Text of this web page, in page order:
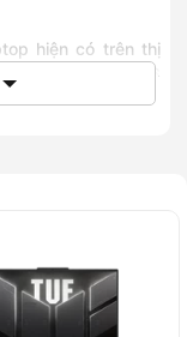
hiện có trên thị
IdeaPad Yoga 6
Thiết bị này được
Yoga 6 sẽ có
“tương lai” trong
và người dùng dễ